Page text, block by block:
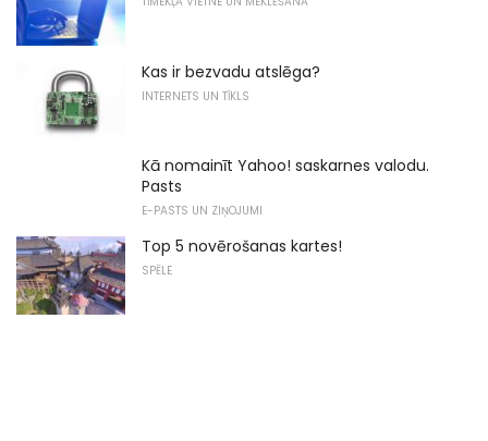
Kas ir bezvadu atslēga?
INTERNETS UN TĪKLS
Kā nomainīt Yahoo! saskarnes valodu.
Pasts
E-PASTS UN ZIŅOJUMI
Top 5 novērošanas kartes!
SPĒLE